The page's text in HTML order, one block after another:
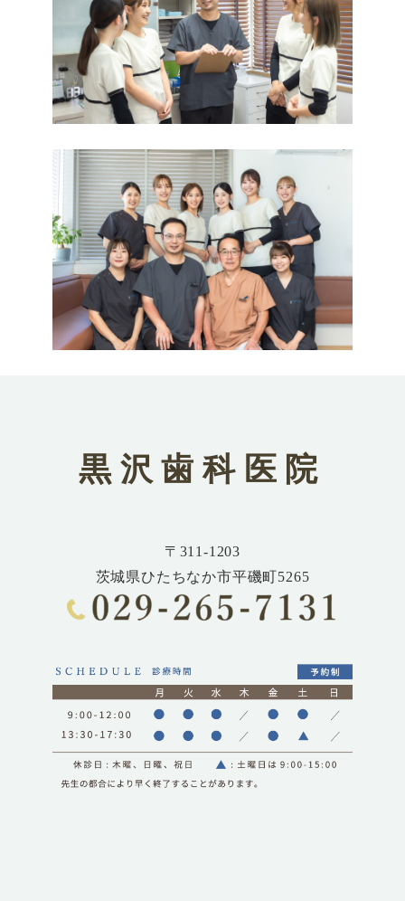
黒沢歯科医院
〒311-1203
茨城県ひたちなか市平磯町5265